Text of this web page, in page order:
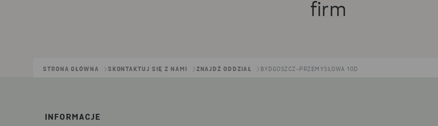
firm
STRONA GŁÓWNA SKONTAKTUJ SIĘ Z NAMI ZNAJDŹ ODDZIAŁ BYDGOSZCZ-PRZEMYSŁOWA 10D
INFORMACJE